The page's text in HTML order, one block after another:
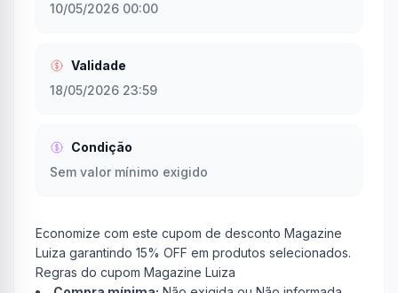
10/05/2026 00:00
Validade
18/05/2026 23:59
Condição
Sem valor mínimo exigido
Economize com este cupom de desconto Magazine
Luiza garantindo 15% OFF em produtos selecionados.
Regras do cupom Magazine Luiza